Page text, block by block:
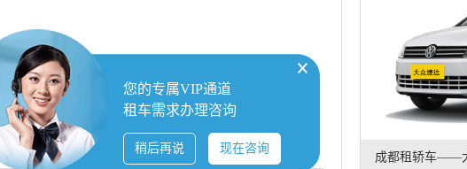
成都租轿车——
您的专属VIP通道
租车需求办理咨询
稍后再说 现在咨询